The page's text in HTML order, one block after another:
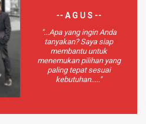
-- A G U S --
"...Apa yang ingin Anda
tanyakan? Saya siap
membantu untuk
menemukan pilihan yang
paling tepat sesuai
kebutuhan....."